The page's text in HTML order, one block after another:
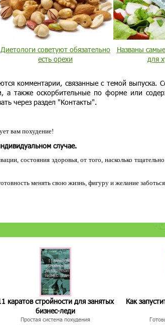
Диетологи советуют обязательно
есть орехи
Названы
для
комментарии, связанные с темой
а также оскорбительные по форме или
через раздел "Контакты".
вам похудение!
случае.
состояния здоровья, от того, насколько
менять свою жизнь, фигуру и желание
каратов стройности для занятых
бизнес-леди
Простая система похудения
Как
7 уроков